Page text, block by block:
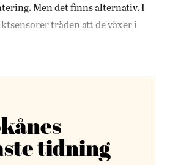
Men det finns alternativ. I
träden att de växer i
tidning